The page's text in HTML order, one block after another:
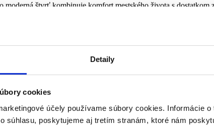
Detaily
cookies
účely používame súbory cookies. Informácie
súhlasu, poskytujeme aj tretím stranám, ktoré nám
štvrť kombinuje komfort mestského života s
Galéria, Tesco, Lidl)
pripojením na mestský obchvat (D1/R1)